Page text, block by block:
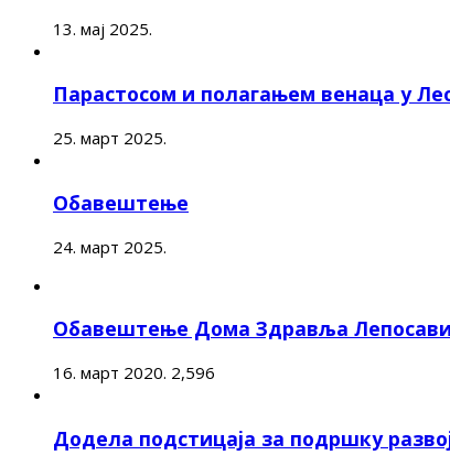
13. мај 2025.
Парастосом и полагањем венаца у
25. март 2025.
Обавештење
24. март 2025.
Обавештење Дома Здравља
16. март 2020. 2,596
Додела подстицаја за подршку